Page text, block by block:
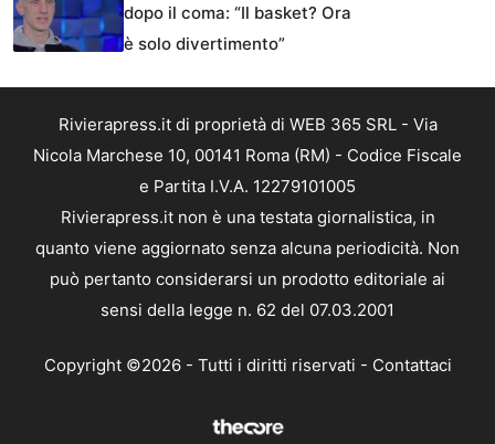
dopo il coma: “Il basket? Ora
è solo divertimento”
Rivierapress.it di proprietà di WEB 365 SRL - Via
Nicola Marchese 10, 00141 Roma (RM) - Codice Fiscale
e Partita I.V.A. 12279101005
Rivierapress.it non è una testata giornalistica, in
quanto viene aggiornato senza alcuna periodicità. Non
può pertanto considerarsi un prodotto editoriale ai
sensi della legge n. 62 del 07.03.2001
Copyright ©2026 - Tutti i diritti riservati - Contattaci